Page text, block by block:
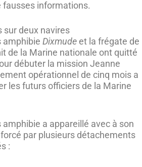
fausses informations.
sur deux navires
amphibie Dixmude et la frégate de
de la Marine nationale ont quitté
débuter la mission Jeanne
opérationnel de cinq mois a
les futurs officiers de la Marine
a appareillé avec à son
par plusieurs détachements
: